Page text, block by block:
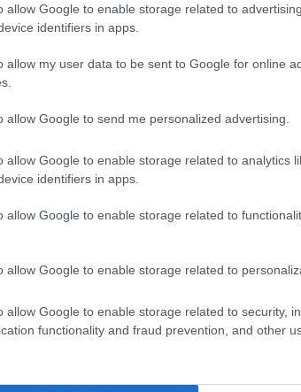
allow Google to enable storage related to
identifiers in apps.
allow my user data to be sent to Google for online
allow Google to send me personalized advertising.
allow Google to enable storage related to analytics
identifiers in apps.
allow Google to enable storage related to
allow Google to enable storage related to
allow Google to enable storage related to security,
functionality and fraud prevention, and other
az utóbbi évben, hogy most már lényegesen
ár. Hosszabb távon ez azt jelenti, hogy a
pénz is összejöhet, amiből 6-9 hónapig
Ez kiváló lehetőség lehet majd arra, hogy a
választási csodafegyvert.
gázon, hogy a következő választás előtt
de mégsem a villamosenergia termelés
található Három-szurdok-gátat egy majd
között húzták fel a folyó kedvezőbb
megszületése óta kritikus kérdés a
emlékek elárasztása, és az
legitimációja. Friss adatok ráadásul egyre
fel a figyelmet a gát kapcsán.